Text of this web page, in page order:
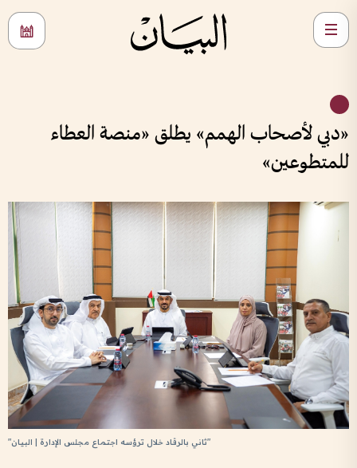
«دبي لأصحاب الهمم» يطلق «منصة العطاء
للمتطوعين»
"ثاني بالرقاد خلال ترؤسه اجتماع مجلس الإدارة | البيان"